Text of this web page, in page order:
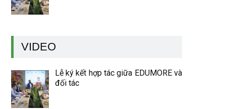
VIDEO
Lễ ký kết hợp tác giữa EDUMORE và
đối tác